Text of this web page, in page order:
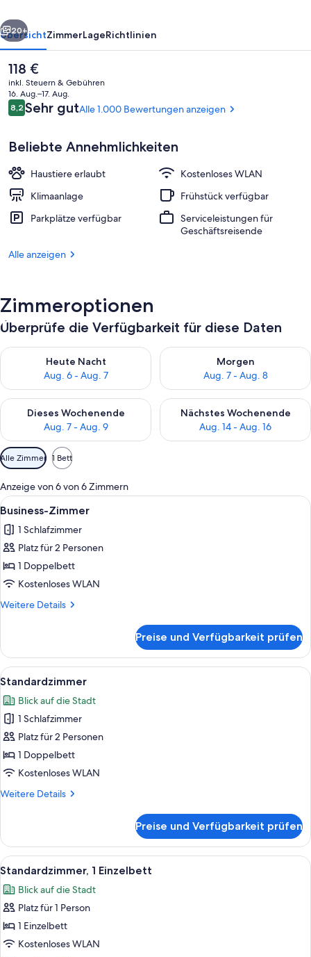
Tägliches Frühstücksbuffet gegen
Weiter
20+
ÜbersichtZimmerLageRichtlinien
Der
aktuelle
Preis
beträgt
118 €.
118 €
inkl. Steuern & Gebühren
16. Aug.–17. Aug.
Bewertungen
8,28,2 von 10.
Sehr gutAlle 1.000 Bewertungen anzeigen
Beliebte Annehmlichkeiten
Haustiere erlaubt
Kostenloses WLAN
Klimaanlage
Frühstück verfügbar
Parkplätze verfügbar
Serviceleistungen für
Geschäftsreisende
Alle anzeigen
Zimmeroptionen
Überprüfe die Verfügbarkeit für diese Daten
Heute Nacht
Aug. 6 - Aug. 7
Überprüfe die Verfügbarkeit für heute Nacht, Aug. 6 - Aug. 7.
Morgen
Aug. 7 - Aug. 8
Überprüfe die Verfügbarkeit
Dieses Wochenende
Aug. 7 - Aug. 9
Überprüfe die Verfügbarkeit für dieses Wochenende, Aug. 7
Nächstes Wochenende
Aug. 14 - Aug. 16
Überprüfe die Verfügbarkeit
Verfügbare
Filter
für
Zimmer
Alle Zimmer 1 Bett
Anzeige von 6 von 6 Zimmern
Alle
Fotos
für
Business-
Zimmer
anzeigen
Ein Badezimmer mit einem weißen
3
Business-Zimmer
1 Schlafzimmer
Platz für 2 Personen
1 Doppelbett
Kostenloses WLAN
Weitere Details
Weitere
Zimmer
Preise und Verfügbarkeit prüfen
Alle
Fotos
für
Standardzimmer
anzeigen
Ein Badezimmer mit einem weißen
5
Standardzimmer
Blick auf die Stadt
1 Schlafzimmer
Platz für 2 Personen
1 Doppelbett
Kostenloses WLAN
Weitere Details
Weitere
Preise und Verfügbarkeit prüfen
Alle
Fotos
für
Standardzimmer,
1 Einzelbett
anzeigen
Ein Badezimmer mit einem weißen
3
Standardzimmer, 1 Einzelbett
Blick auf die Stadt
Platz für 1 Person
1 Einzelbett
Kostenloses WLAN